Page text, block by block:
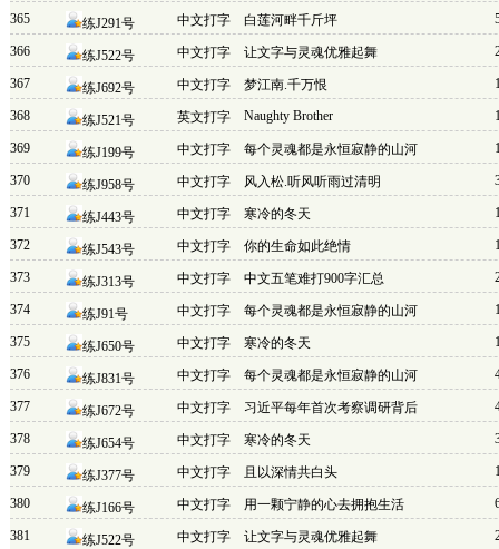
365 练J291号 中文打字 白莲河畔千斤坪
366 练J522号 中文打字 让文字与灵魂优雅起舞
367 练J692号 中文打字 梦江南.千万恨
368 练J521号 英文打字 Naughty Brother
369 练J199号 中文打字 每个灵魂都是永恒寂静的山河
370 练J958号 中文打字 风入松.听风听雨过清明
371 练J443号 中文打字 寒冷的冬天
372 练J543号 中文打字 你的生命如此绝情
373 练J313号 中文打字 中文五笔难打900字汇总
374 练J91号 中文打字 每个灵魂都是永恒寂静的山河
375 练J650号 中文打字 寒冷的冬天
376 练J831号 中文打字 每个灵魂都是永恒寂静的山河
377 练J672号 中文打字 习近平每年首次考察调研背后
378 练J654号 中文打字 寒冷的冬天
379 练J377号 中文打字 且以深情共白头
380 练J166号 中文打字 用一颗宁静的心去拥抱生活
381 练J522号 中文打字 让文字与灵魂优雅起舞